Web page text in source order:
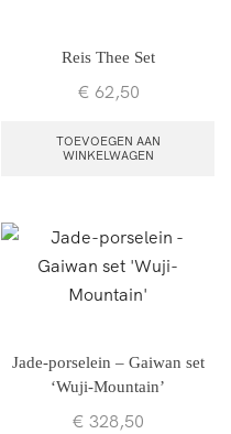
Reis Thee Set
€ 62,50
TOEVOEGEN AAN
WINKELWAGEN
Jade-porselein – Gaiwan set
‘Wuji-Mountain’
€ 328,50